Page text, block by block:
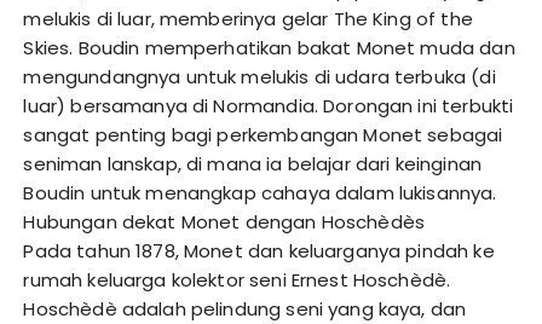
melukis di luar, memberinya gelar The King of the
Skies. Boudin memperhatikan bakat Monet muda dan
mengundangnya untuk melukis di udara terbuka (di
luar) bersamanya di Normandia. Dorongan ini terbukti
sangat penting bagi perkembangan Monet sebagai
seniman lanskap, di mana ia belajar dari keinginan
Boudin untuk menangkap cahaya dalam lukisannya.
Hubungan dekat Monet dengan Hoschèdès
Pada tahun 1878, Monet dan keluarganya pindah ke
rumah keluarga kolektor seni Ernest Hoschèdè.
Hoschèdè adalah pelindung seni yang kaya, dan